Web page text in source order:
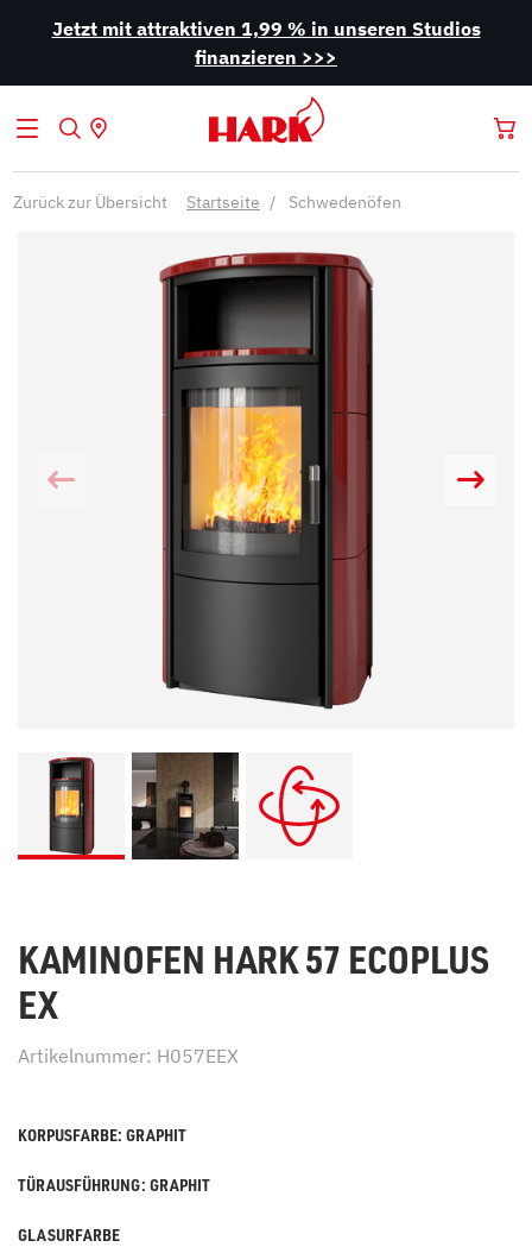
Jetzt mit attraktiven 1,99 % in unseren Studios
finanzieren >>>
Zurück zur Übersicht Startseite Schwedenöfen
KAMINOFEN HARK 57 ECOPLUS
EX
Artikelnummer: H057EEX
KORPUSFARBE: GRAPHIT
TÜRAUSFÜHRUNG: GRAPHIT
GLASURFARBE